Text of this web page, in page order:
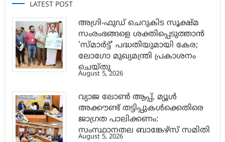
LATEST POST
അഗ്രി-ഫുഡ് ചെറുകിട സൂക്ഷ്മ
സംരംഭങ്ങളെ ശക്തിപ്പെടുത്താന്‍
‘സ്മാര്‍ട്ട്’ പദ്ധതിയുമായി കേര;
ലോഗോ മുഖ്യമന്ത്രി പ്രകാശനം
ചെയ്തു
August 5, 2026
വ്യാജ ലോൺ ആപ്പ്, മ്യൂൾ
അക്കൗണ്ട് തട്ടിപ്പുകൾക്കെതിരെ
ജാ​ഗ്രത പാലിക്കണം:
സംസ്ഥാനതല ബാങ്കേഴ്സ് സമിതി
August 5, 2026